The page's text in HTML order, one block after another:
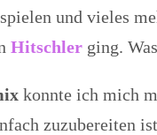
und vieles
Hitschler ging.
konnte ich mich
zuzubereiten